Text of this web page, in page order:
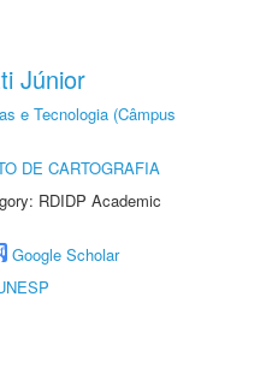
Júnior
e Tecnologia (Câmpus
DE CARTOGRAFIA
RDIDP Academic
Google Scholar